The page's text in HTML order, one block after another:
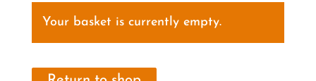
Your basket is currently empty.